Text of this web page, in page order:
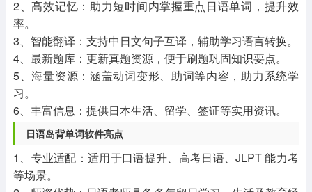
2、高效记忆：助力短时间内掌握重点日语单词，提升效
率。
3、智能翻译：支持中日文句子互译，辅助学习语言转换。
4、最新题库：更新真题资源，便于刷题巩固知识要点。
5、海量资源：涵盖动词变形、助词等内容，助力系统学
习。
6、丰富信息：提供日本生活、留学、签证等实用资讯。
日语岛背单词软件亮点
1、专业适配：适用于口语提升、高考日语、JLPT 能力考
等场景。